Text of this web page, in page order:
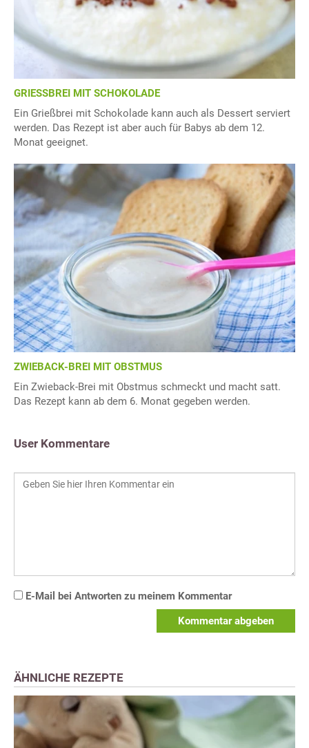
GRIESSBREI MIT SCHOKOLADE
Ein Grießbrei mit Schokolade kann auch als Dessert serviert
werden. Das Rezept ist aber auch für Babys ab dem 12.
Monat geeignet.
ZWIEBACK-BREI MIT OBSTMUS
Ein Zwieback-Brei mit Obstmus schmeckt und macht satt.
Das Rezept kann ab dem 6. Monat gegeben werden.
User Kommentare
E-Mail bei Antworten zu meinem Kommentar
Kommentar abgeben
ÄHNLICHE REZEPTE